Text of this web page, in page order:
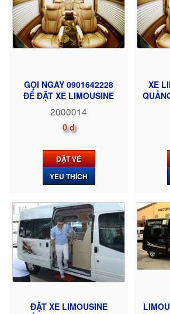
GỌI NGAY 0901642228
ĐỂ ĐẶT XE LIMOUSINE
2000014
0 đ
ĐẶT VÉ
YÊU THÍCH
XE
ĐẶT XE LIMOUSINE